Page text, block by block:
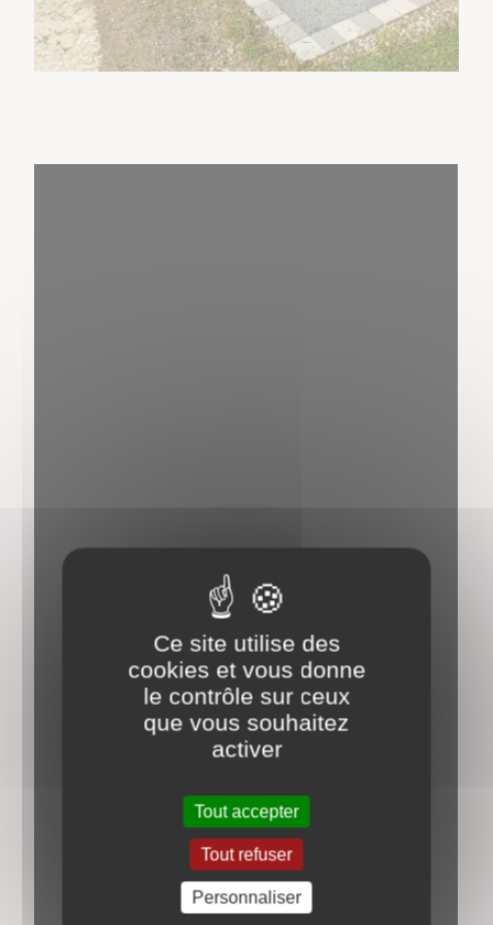
Ce site utilise des
cookies et vous donne
le contrôle sur ceux
que vous souhaitez
activer
Tout accepter
Tout refuser
Personnaliser